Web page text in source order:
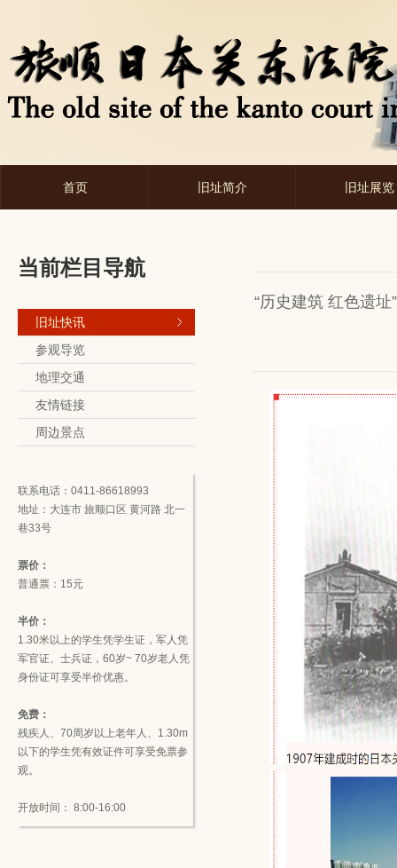
首页 旧址简介 旧址展览
当前栏目导航
旧址快讯
参观导览
地理交通
友情链接
周边景点
联系电话：0411-86618993
地址：大连市 旅顺口区 黄河路 北一
巷33号
票价：
普通票：15元
半价：
1.30米以上的学生凭学生证，军人凭
军官证、士兵证，60岁~ 70岁老人凭
身份证可享受半价优惠。
免费：
残疾人、70周岁以上老年人、1.30m
以下的学生凭有效证件可享受免票参
观。
开放时间： 8:00-16:00
“历史建筑 红色遗